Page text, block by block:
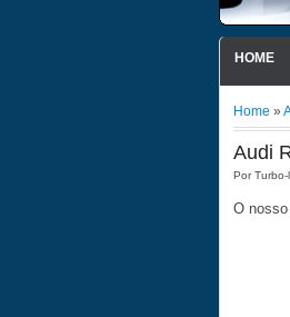
HOME
Home »
Audi
PorTurbo-
O